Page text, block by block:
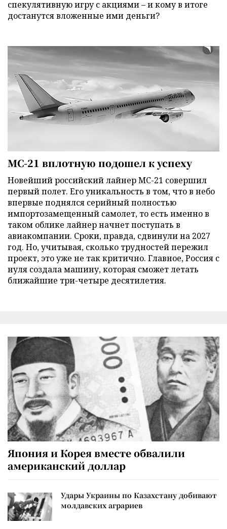
спекулятивную игру с акциями – и кому в итоге
достанутся вложенные ими деньги?
МС-21 вплотную подошел к успеху
Новейший российский лайнер МС-21 совершил
первый полет. Его уникальность в том, что в небо
впервые поднялся серийный полностью
импортозамещенный самолет, то есть именно в
таком облике лайнер начнет поступать в
авиакомпании. Сроки, правда, сдвинули на 2027
год. Но, учитывая, сколько трудностей пережил
проект, это уже не так критично. Главное, Россия с
нуля создала машину, которая сможет летать
ближайшие три-четыре десятилетия.
Япония и Корея вместе обвалили
американский доллар
Удары Украины по Казахстану добивают
молдавских аграриев